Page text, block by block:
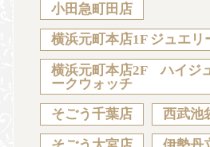
小田急町田店
横浜元町本店1F ジュエリ
横浜元町本店2F ハイジ
ークウォッチ
そごう千葉店 西武池